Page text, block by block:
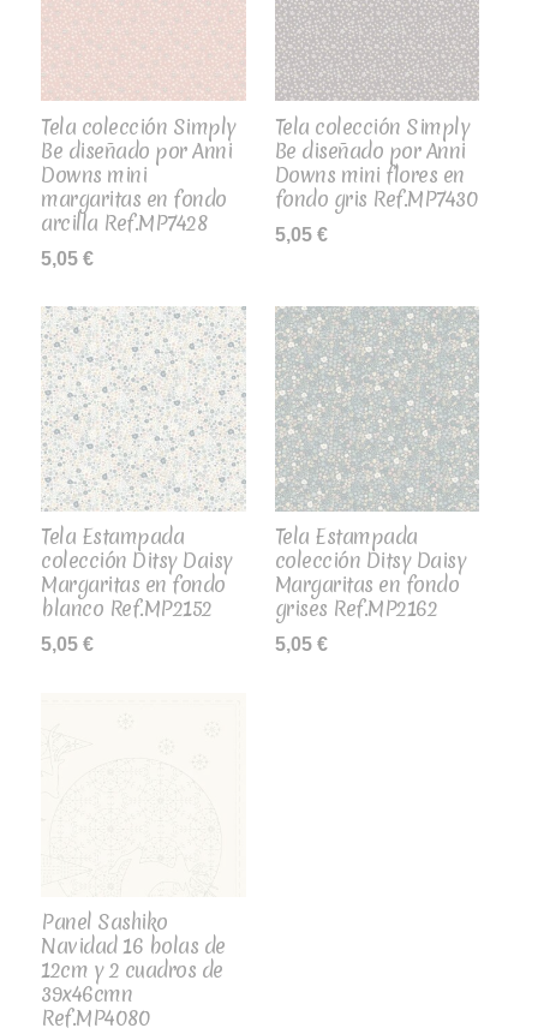
Tela colección Simply
Be diseñado por Anni
Downs mini
margaritas en fondo
arcilla Ref.MP7428
5,05 €
Tela colección Simply
Be diseñado por Anni
Downs mini flores en
fondo gris Ref.MP7430
5,05 €
Tela Estampada
colección Ditsy Daisy
Margaritas en fondo
blanco Ref.MP2152
5,05 €
Tela Estampada
colección Ditsy Daisy
Margaritas en fondo
grises Ref.MP2162
5,05 €
Panel Sashiko
Navidad 16 bolas de
12cm y 2 cuadros de
39x46cmn
Ref.MP4080